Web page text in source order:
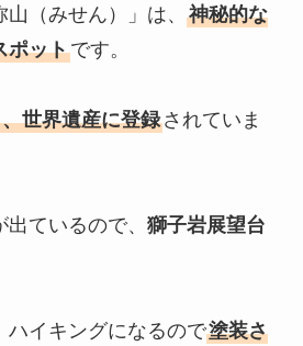
（みせん）」は、 神秘的な
ポットです。
世界遺産に登録されていま
ているので、 獅子岩展望台
ハイキングになるので塗装さ